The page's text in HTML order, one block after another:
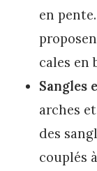
en
cales en
Sangles
arches
des
couplés